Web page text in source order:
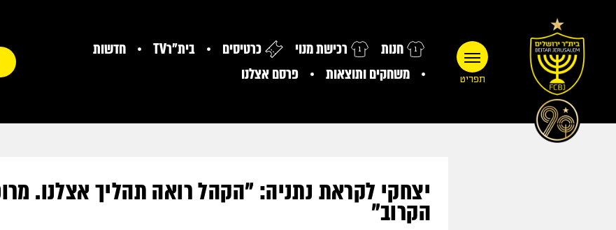
תפריט
חנות רכישת מנוי כרטיסים בית"רTV
חדשות
משחקים ותוצאות
פרסם אצלנו
יצחקי לקראת נתניה: "הקהל רואה תהליך אצלנו.
הקרוב"